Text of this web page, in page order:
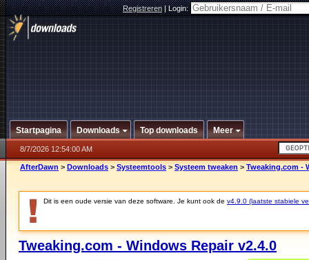
Registreren|Login:
Startpagina Downloads Top downloads Meer
8/7/2026 12:54:00 AM
AfterDawn > Downloads > Systeemtools > Systeem tweaken > Tweaking.com -
Dit is een oude versie van deze software. Je kunt ook de v4.9.0 (laatste stabiele
Tweaking.com - Windows Repair v2.4.0